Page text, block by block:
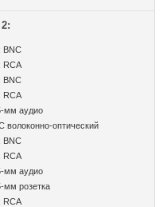
BNC
RCA
BNC
RCA
мм аудио
волоконно-оптический
BNC
RCA
мм аудио
мм розетка
RCA